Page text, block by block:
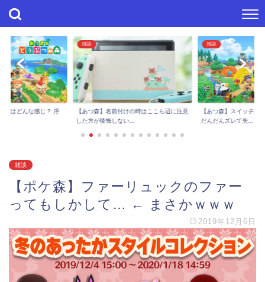
捗はどんな感じ？ 序
雑談
【あつ森】名前付けの時はここら辺に注意
した方が後悔しない...
雑談
【あつ森】スイッチで
だんだんズレて失...
雑談
【ポケ森】ファーリュックのファー
ってもしかして… ← まさかｗｗｗ
2019年12月6日